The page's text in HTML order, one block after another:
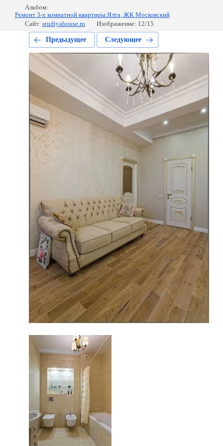
Альбом:
Ремонт 3-х комнатной квартиры.Ялта, ЖК Московский
Сайт: studiyahouse.ru Изображение: 12/15
Предыдущее Следующее